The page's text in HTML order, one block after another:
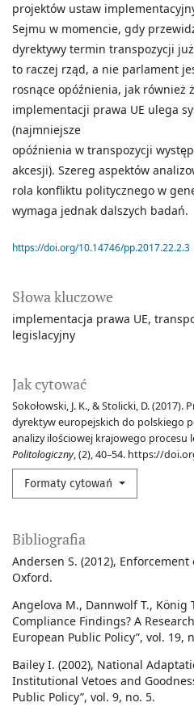
Słowa kluczowe
implementacja prawa UE
legislacyjny
Jak cytować
Sokołowski, J. K., & Stolicki, D.
dyrektyw europejskich do polskiego
analizy ilościowej krajowego procesu
Politologiczny, (2), 40–54. https://
Formaty cytowań
projektów ustaw
Sejmu w momencie, gdy
dyrektywy termin transpozycji
to raczej rząd, a nie parlament
rosnące opóźnienia, jak również
implementacji prawa UE ulega
(najmniejsze
opóźnienia w transpozycji
akcesji). Szereg aspektów
rola konfliktu politycznego w
wymaga jednak dalszych badań.
https://doi.org/10.14746/pp.2017.22.2.3
Bibliografia
Andersen S. (2012),
Oxford.
Angelova M., Dannwolf T., König
Compliance Findings? A
European Public Policy”, vol. 19,
Bailey I. (2002), National
Institutional Vetoes and
Public Policy”, vol. 9, no. 5.